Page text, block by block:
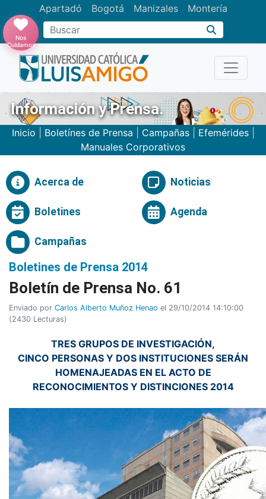
Apartadó Bogotá Manizales Montería
Buscar
Nos
Cuidamos
Información y Prensa.
Inicio Boletínes de Prensa Campañas| Efemérides|
Manuales Corporativos
Acerca de Noticias
Boletines Agenda
Campañas
Boletines de Prensa 2014
Boletí­n de Prensa No. 61
Enviado por Carlos Alberto Muñoz Henao el 29/10/2014 14:10:00
(2430 Lecturas)
TRES GRUPOS DE INVESTIGACIÓN,
CINCO PERSONAS Y DOS INSTITUCIONES SERÁN
HOMENAJEADAS EN EL ACTO DE
RECONOCIMIENTOS Y DISTINCIONES 2014